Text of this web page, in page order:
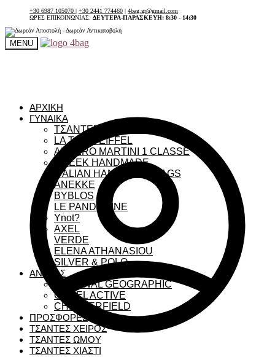
+30 6987 105070 | +30 2441 774460 | 4bag.gr@gmail.com
ΩΡΕΣ ΕΠΙΚΟΙΝΩΝΙΑΣ: ΔΕΥΤΕΡΑ-ΠΑΡΑΣΚΕΥΗ: 8:30 - 14:30
MENU
ΑΡΧΙΚΗ
ΓΥΝΑΙΚΑ
ΤΣΑΝΤΕΣ ΓΥΝΑΙΚΕΙΕΣ
LA TOUR EIFFEL
ALVIERO MARTINI 1 CLASSE
GREEK HANDMADE
ITALIAN HANDMADE BAGS
ANEKKE
BYBLOS
LE PANDORINE
Ynot?
AXEL
VERDE
ELENA ATHANASIOU
SILVER & POLO
ΑΝΔΡΑΣ
NATIONAL GEOGRAPHIC
CAMEL ACTIVE
CHESTERFIELD
ΠΡΟΣΦΟΡΕΣ
ΤΣΑΝΤΕΣ ΧΕΙΡΟΣ
ΤΣΑΝΤΕΣ ΩΜΟΥ
ΤΣΑΝΤΕΣ ΧΙΑΣΤΙ